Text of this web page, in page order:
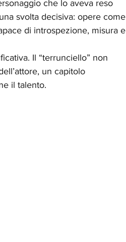
che lo aveva reso
svolta decisiva: opere come
di introspezione, misura e
Il “terrunciello” non
un capitolo
il talento.